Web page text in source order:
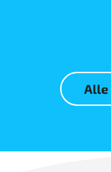
Alle